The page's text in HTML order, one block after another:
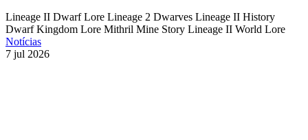
Lineage II Dwarf Lore Lineage 2 Dwarves Lineage II History
Dwarf Kingdom Lore Mithril Mine Story Lineage II World Lore
Notícias
7 jul 2026